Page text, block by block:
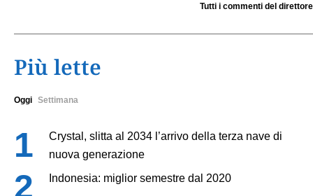
Tutti i commenti del direttore
Più lette
Oggi Settimana
Crystal, slitta al 2034 l’arrivo della terza nave di
nuova generazione
Indonesia: miglior semestre dal 2020